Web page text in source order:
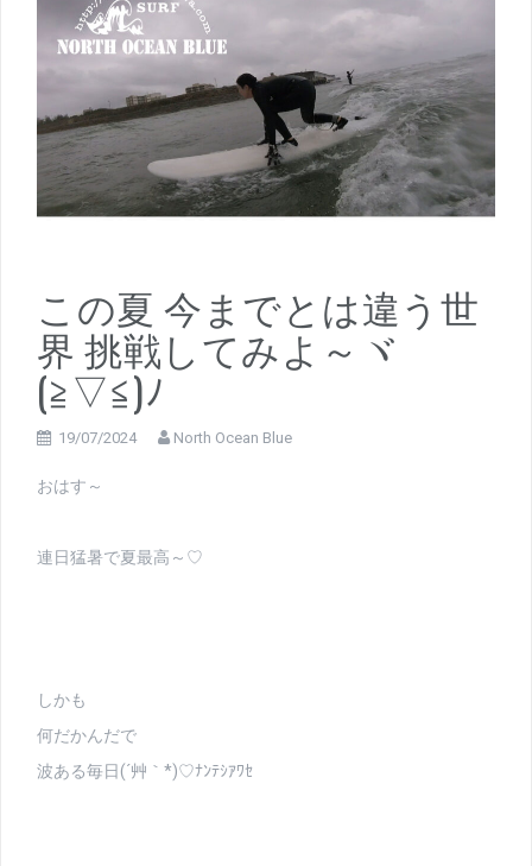
この夏 今までとは違う世
界 挑戦してみよ～ヾ
(≧▽≦)ﾉ
19/07/2024 North Ocean Blue
おはす～
連日猛暑で夏最高～♡
しかも
何だかんだで
波ある毎日(´艸｀*)♡ﾅﾝﾃｼｱﾜｾ